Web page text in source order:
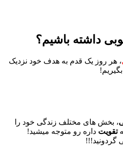
داشته باشیم؟
، هر روز یک قدم به هدف خود نزدیک
، بخش های مختلف زندگی خود را
تقویت داره رو متوجه میشید!
گردونید!!!